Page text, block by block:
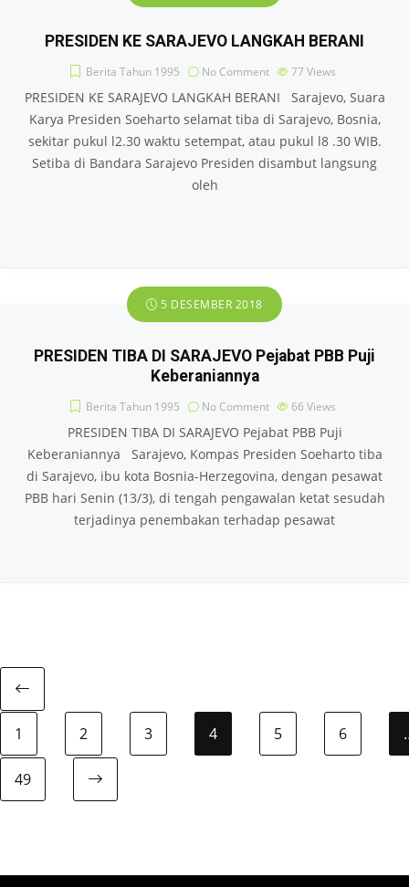
PRESIDEN KE SARAJEVO LANGKAH BERANI
Berita Tahun 1995 No Comment 77 Views
PRESIDEN KE SARAJEVO LANGKAH BERANI Sarajevo, Suara
Karya Presiden Soeharto selamat tiba di Sarajevo, Bosnia,
sekitar pukul l2.30 waktu setempat, atau pukul l8 .30 WIB.
Setiba di Bandara Sarajevo Presiden disambut langsung
oleh
5 DESEMBER 2018
PRESIDEN TIBA DI SARAJEVO Pejabat PBB Puji
Keberaniannya
Berita Tahun 1995 No Comment 66 Views
PRESIDEN TIBA DI SARAJEVO Pejabat PBB Puji
Keberaniannya Sarajevo, Kompas Presiden Soeharto tiba
di Sarajevo, ibu kota Bosnia-Herzegovina, dengan pesawat
PBB hari Senin (13/3), di tengah pengawalan ketat sesudah
terjadinya penembakan terhadap pesawat
1
2 3 4 5 6
49